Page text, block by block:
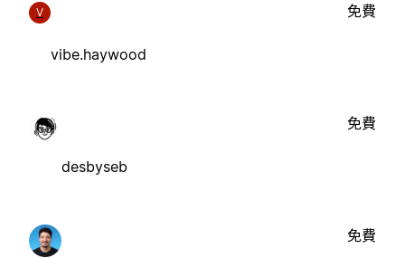
V
vibe.haywood
免費
desbyseb
免費
免費